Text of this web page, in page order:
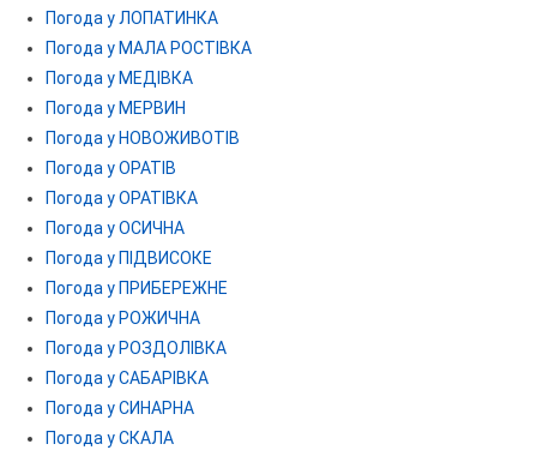
Погода у ЛОПАТИНКА
Погода у МАЛА РОСТІВКА
Погода у МЕДІВКА
Погода у МЕРВИН
Погода у НОВОЖИВОТІВ
Погода у ОРАТІВ
Погода у ОРАТІВКА
Погода у ОСИЧНА
Погода у ПІДВИСОКЕ
Погода у ПРИБЕРЕЖНЕ
Погода у РОЖИЧНА
Погода у РОЗДОЛІВКА
Погода у САБАРІВКА
Погода у СИНАРНА
Погода у СКАЛА